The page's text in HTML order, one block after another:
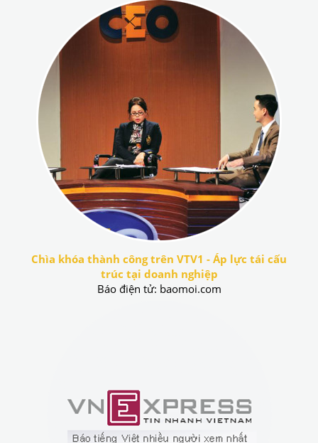
Chìa khóa thành công trên VTV1 - Áp lực tái cấu
trúc tại doanh nghiệp
Báo điện tử: baomoi.com